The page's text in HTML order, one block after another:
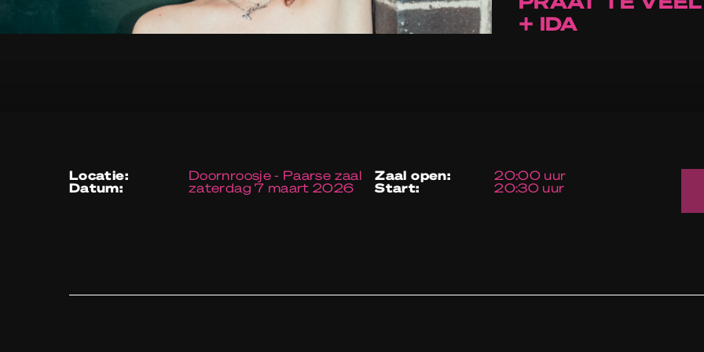
+ IDA
locatie: Doornroosje - Paarse zaal
datum: zaterdag 7 maart 2026
zaal open: 20:00 uur
start: 20:30 uur